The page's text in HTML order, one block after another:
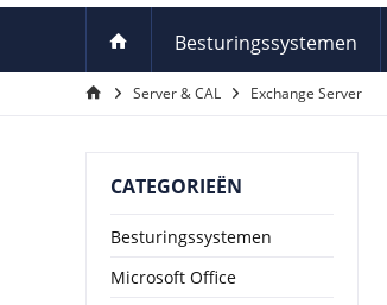
Besturingssystemen
Server & CAL Exchange Server
CATEGORIEËN
Besturingssystemen
Microsoft Office